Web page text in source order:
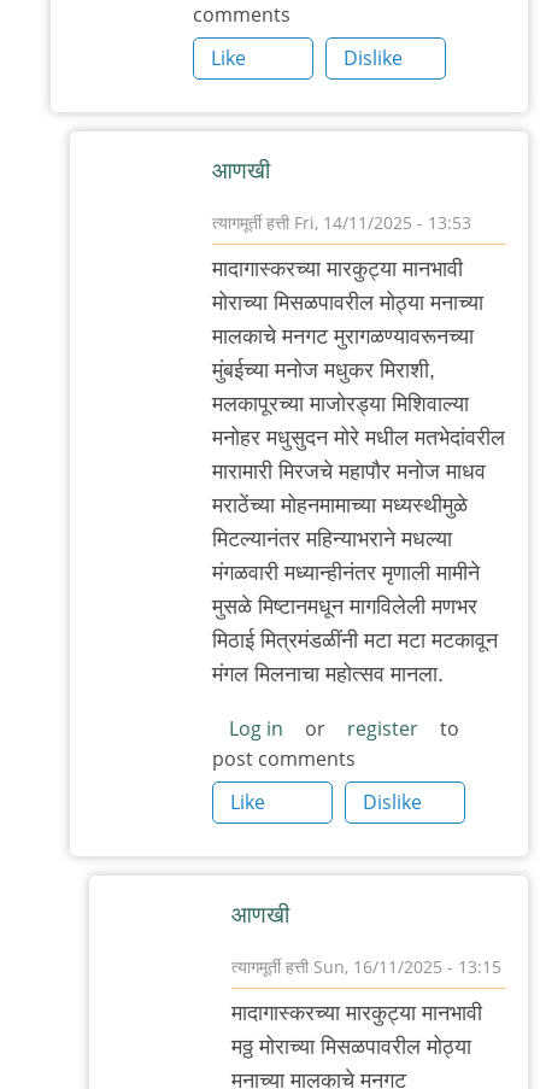
comments
Like
Dislike
आणखी
त्यागमूर्ती हत्ती Fri, 14/11/2025 - 13:53
reply
आणखी
by
त्यागमूर्ती
मादागास्करच्या मारकुट्या मानभावी
मोराच्या मिसळपावरील मोठ्या मनाच्या
मालकाचे मनगट मुरागळण्यावरूनच्या
मुंबईच्या मनोज मधुकर मिराशी,
मलकापूरच्या माजोरड्या मिशिवाल्या
मनोहर मधुसुदन मोरे मधील मतभेदांवरील
मारामारी मिरजचे महापौर मनोज माधव
मराठेंच्या मोहनमामाच्या मध्यस्थीमुळे
मिटल्यानंतर महिन्याभराने मधल्या
मंगळवारी मध्यान्हीनंतर मृणाली मामीने
मुसळे मिष्टानमधून मागविलेली मणभर
मिठाई मित्रमंडळींनी मटा मटा मटकावून
मंगल मिलनाचा महोत्सव मानला.
Log in or register
to
post comments
Like
Dislike
आणखी
त्यागमूर्ती हत्ती Sun, 16/11/2025 - 13:15
reply
to
मादागास्करच्या मारकुट्या मानभावी
मठ्ठ मोराच्या मिसळपावरील मोठ्या
मनाच्या मालकाचे मनगट